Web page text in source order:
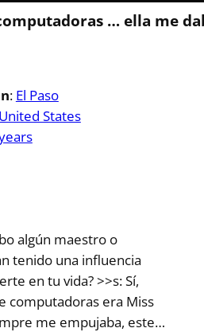
… ella me
: El Paso
United States
algún maestro o
tenido una influencia
en tu vida? >>s: Sí,
computadoras era Miss
me empujaba, este…